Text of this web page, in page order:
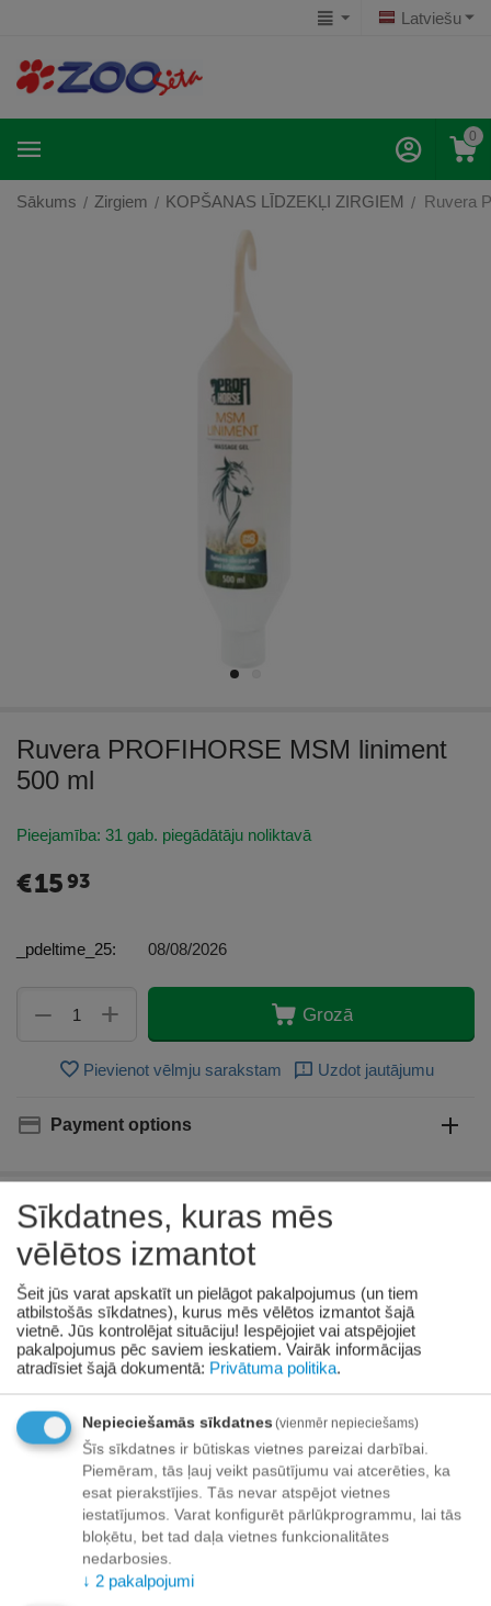
Latviešu
0
Sākums / Zirgiem / KOPŠANAS LĪDZEKĻI ZIRGIEM / Ruvera
Ruvera PROFIHORSE MSM liniment
500 ml
Pieejamība: 31 gab. piegādātāju noliktavā
€1593
_pdeltime_25: 08/08/2026
+
− Grozā
Pievienot vēlmju sarakstam Uzdot jautājumu
Payment options
Apraksts
Divkāršas iedarbības liniments zirgiem ar
MSM (metilsulfonilmetānu). Sākumā tas
atvēsina, bet pēc tam silda un atbrīvo. Tiek
rekomendēts lietot kā papildus līdzekli
dažādu hronisko muskuļu, neiroloģisko,
pēc traumu sāpju, sasitumu un muskuļu
spazmu gadījumā, kā arī osteoartrīta,
locītavu iekaisumu, reimatoīdā artrīta,
osteoporozes, iekaisušu locītavu apvidū un
cīpslu pietūkumu gadījumos.
ĪPAŠĪBAS Divkāršas iedarbības MSM
• izraisa atvēsinošu, vēlāk sildošu
iedarbību;
Sīkdatnes, kuras mēs
vēlētos izmantot
Šeit jūs varat apskatīt un pielāgot pakalpojumus (un tiem
atbilstošās sīkdatnes), kurus mēs vēlētos izmantot šajā
vietnē. Jūs kontrolējat situāciju! Iespējojiet vai atspējojiet
pakalpojumus pēc saviem ieskatiem. Vairāk informācijas
atradīsiet šajā dokumentā: Privātuma politika.
Nepieciešamās sīkdatnes (vienmēr nepieciešams)
Šīs sīkdatnes ir būtiskas vietnes pareizai darbībai.
Piemēram, tās ļauj veikt pasūtījumu vai atcerēties, ka
esat pierakstījies. Tās nevar atspējot vietnes
iestatījumos. Varat konfigurēt pārlūkprogrammu, lai tās
bloķētu, bet tad daļa vietnes funkcionalitātes
nedarbosies.
↓ 2 pakalpojumi